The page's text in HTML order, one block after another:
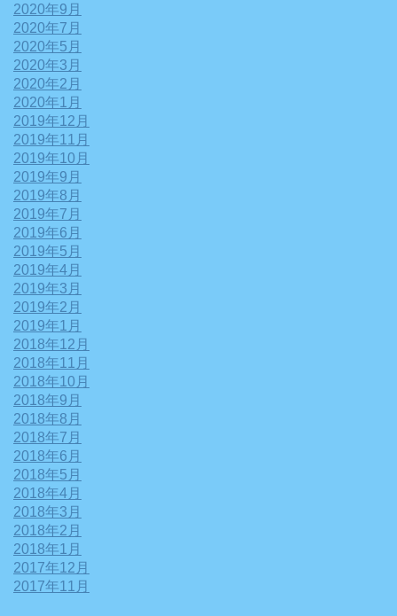
2020年9月
2020年7月
2020年5月
2020年3月
2020年2月
2020年1月
2019年12月
2019年11月
2019年10月
2019年9月
2019年8月
2019年7月
2019年6月
2019年5月
2019年4月
2019年3月
2019年2月
2019年1月
2018年12月
2018年11月
2018年10月
2018年9月
2018年8月
2018年7月
2018年6月
2018年5月
2018年4月
2018年3月
2018年2月
2018年1月
2017年12月
2017年11月